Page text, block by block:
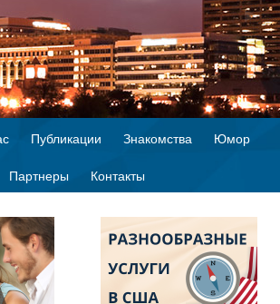
▶
Публикации Знакомства Юмор
Партнеры Контакты